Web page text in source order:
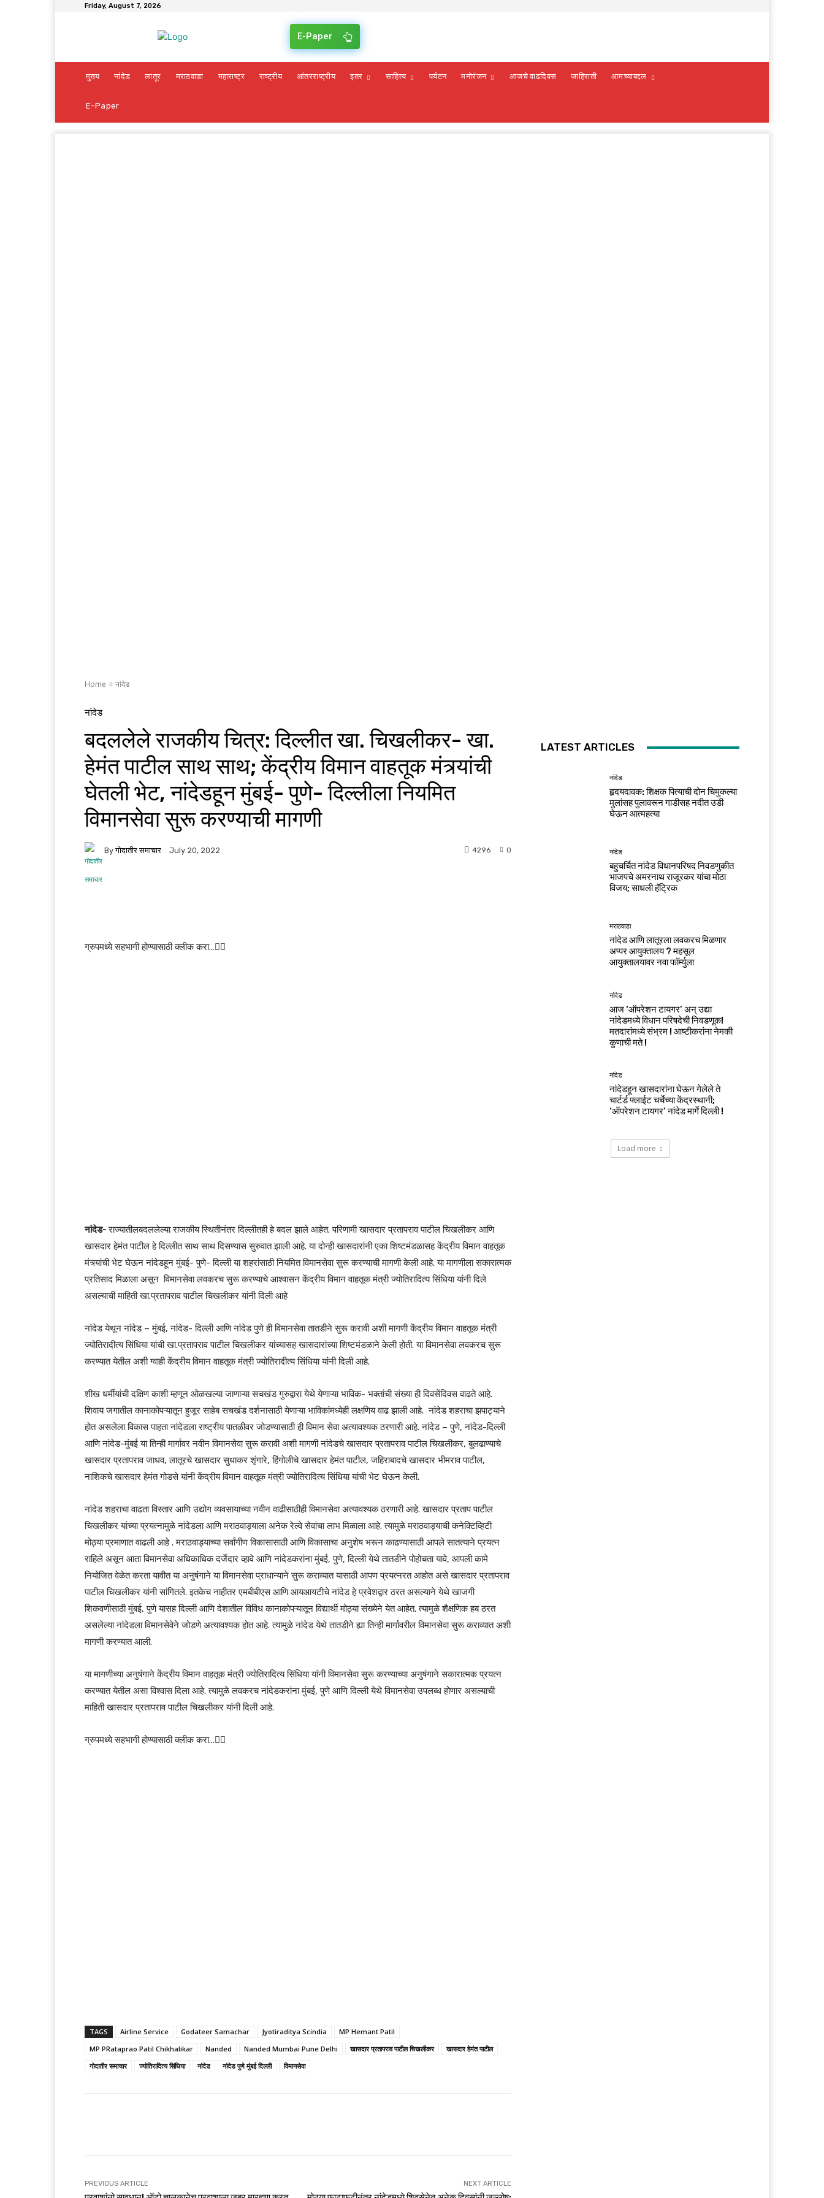
Friday, August 7, 2026
E-Paper
मुख्य नांदेड लातूर मराठवाडा महाराष्ट्र राष्ट्रीय आंतरराष्ट्रीय इतर साहित्य पर्यटन मनोरंजन आजचे वाढदिवस जाहिराती आमच्याबद्दल
E-Paper
Home नांदेड
नांदेड
बदललेले राजकीय चित्र: दिल्लीत खा. चिखलीकर- खा.
हेमंत पाटील साथ साथ; केंद्रीय विमान वाहतूक मंत्र्यांची
घेतली भेट, नांदेडहून मुंबई- पुणे- दिल्लीला नियमित
विमानसेवा सुरू करण्याची मागणी
By गोदातीर समाचार July 20, 2022 0
4296
ग्रुपमध्ये सहभागी होण्यासाठी क्लीक करा…👆🏻
नांदेड-राज्यातीलबदललेल्या राजकीय स्थितीनंतर दिल्लीतही हे बदल झाले आहेत. परिणामी खासदार प्रतापराव पाटील चिखलीकर आणि
खासदार हेमंत पाटील हे दिल्लीत साथ साथ दिसण्यास सुरुवात झाली आहे. या दोन्ही खासदारांनी एका शिष्टमंडळासह केंद्रीय विमान वाहतूक
मंत्र्यांची भेट घेऊन नांदेडहून मुंबई- पुणे- दिल्ली या शहरांसाठी नियमित विमानसेवा सुरू करण्याची मागणी केली आहे. या मागणीला सकारात्मक
प्रतिसाद मिळाला असून विमानसेवा लवकरच सुरू करण्याचे आश्वासन केंद्रीय विमान वाहतूक मंत्री ज्योतिरादित्य सिंधिया यांनी दिले
असल्याची माहिती खा.प्रतापराव पाटील चिखलीकर यांनी दिली आहे
नांदेड येथून नांदेड – मुंबई, नांदेड- दिल्ली आणि नांदेड पुणे ही विमानसेवा तातडीने सुरू करावी अशी मागणी केंद्रीय विमान वाहतूक मंत्री
ज्योतिरादीत्य सिंधिया यांची खा.प्रतापराव पाटील चिखलीकर यांच्यासह खासदारांच्या शिष्टमंडळाने केली होती. या विमानसेवा लवकरच सुरू
करण्यात येतील अशी ग्वाही केंद्रीय विमान वाहतूक मंत्री ज्योतिरादीत्य सिंधिया यांनी दिली आहे.
शीख धर्मीयांची दक्षिण काशी म्हणून ओळखल्या जाणाऱ्या सचखंड गुरुद्वारा येथे येणाऱ्या भाविक- भक्तांची संख्या ही दिवसेंदिवस वाढते आहे.
शिवाय जगातील कानाकोपऱ्यातून हुजूर साहेब सचखंड दर्शनासाठी येणाऱ्या भाविकांमध्येही लक्षणिय वाढ झाली आहे. नांदेड शहराचा झपाट्याने
होत असलेला विकास पाहता नांदेडला राष्ट्रीय पातळीवर जोडण्यासाठी ही विमान सेवा अत्यावश्यक ठरणारी आहे. नांदेड – पुणे, नांदेड-दिल्ली
आणि नांदेड-मुंबई या तिन्ही मार्गावर नवीन विमानसेवा सुरू करावी अशी मागणी नांदेडचे खासदार प्रतापराव पाटील चिखलीकर, बुलढाण्याचे
खासदार प्रतापराव जाधव, लातूरचे खासदार सुधाकर शृंगारे, हिंगोलीचे खासदार हेमंत पाटील, जहिराबादचे खासदार भीमराव पाटील,
नाशिकचे खासदार हेमंत गोडसे यांनी केंद्रीय विमान वाहतूक मंत्री ज्योतिरादित्य सिंधिया यांची भेट घेऊन केली.
नांदेड शहराचा वाढता विस्तार आणि उद्योग व्यवसायाच्या नवीन वाढीसाठीही विमानसेवा अत्यावश्यक ठरणारी आहे. खासदार प्रताप पाटील
चिखलीकर यांच्या प्रयत्नामुळे नांदेडला आणि मराठवाड्याला अनेक रेल्वे सेवांचा लाभ मिळाला आहे. त्यामुळे मराठवाड्याची कनेक्टिव्हिटी
मोठ्या प्रमाणात वाढली आहे . मराठवाड्याच्या सर्वांगीण विकासासाठी आणि विकासाचा अनुशेष भरून काढण्यासाठी आपले सातत्याने प्रयत्न
राहिले असून आता विमानसेवा अधिकाधिक दर्जेदार व्हावे आणि नांदेडकरांना मुंबई, पुणे, दिल्ली येथे तातडीने पोहोचता यावे, आपली कामे
नियोजित वेळेत करता यावीत या अनुषंगाने या विमानसेवा प्राधान्याने सुरू कराव्यात यासाठी आपण प्रयत्नरत आहोत असे खासदार प्रतापराव
पाटील चिखलीकर यांनी सांगितले. इतकेच नाहीतर एमबीबीएस आणि आयआयटीचे नांदेड हे प्रवेशद्वार ठरत असल्याने येथे खाजगी
शिकवणीसाठी मुंबई, पुणे यासह दिल्ली आणि देशातील विविध कानाकोपऱ्यातून विद्यार्थी मोठ्या संख्येने येत आहेत. त्यामुळे शैक्षणिक हब ठरत
असलेल्या नांदेडला विमानसेवेने जोडणे अत्यावश्यक होत आहे. त्यामुळे नांदेड येथे तातडीने ह्या तिन्ही मार्गावरील विमानसेवा सुरू कराव्यात अशी
मागणी करण्यात आली.
या मागणीच्या अनुषंगाने केंद्रीय विमान वाहतूक मंत्री ज्योतिरादित्य सिंधिया यांनी विमानसेवा सुरू करण्याच्या अनुषंगाने सकारात्मक प्रयत्न
करण्यात येतील असा विश्वास दिला आहे. त्यामुळे लवकरच नांदेडकरांना मुंबई, पुणे आणि दिल्ली येथे विमानसेवा उपलब्ध होणार असल्याची
माहिती खासदार प्रतापराव पाटील चिखलीकर यांनी दिली आहे.
ग्रुपमध्ये सहभागी होण्यासाठी क्लीक करा…👆🏻
TAGS Airline Service Godateer Samachar Jyotiraditya Scindia
MP Hemant Patil
MP PRataprao Patil Chikhalikar
Nanded Nanded Mumbai Pune Delhi खासदार प्रतापराव पाटील चिखलीकर
खासदार हेमंत पाटील
गोदातीर समाचार
ज्योतिरादित्य सिंधिया नांदेड नांदेड पुणे मुंबई दिल्ली विमानसेवा
PREVIOUS ARTICLE NEXT ARTICLE
LATEST ARTICLES
नांदेड
हृदयदावक: शिक्षक पित्याची दोन चिमुकल्या
मुलांसह पुलावरून गाडीसह नदीत उडी
घेऊन आत्महत्या
नांदेड
बहुचर्चित नांदेड विधानपरिषद निवडणुकीत
भाजपचे अमरनाथ राजूरकर यांचा मोठा
विजय; साधली हॅट्रिक
मराठवाडा
नांदेड आणि लातूरला लवकरच मिळणार
अप्पर आयुक्तालय ? महसूल
आयुक्तालयावर नवा फॉर्म्युला
नांदेड
आज ‘ऑपरेशन टायगर’ अन् उद्या
नांदेडमध्ये विधान परिषदेची निवडणूक!
मतदारांमध्ये संभ्रम ! आष्टीकरांना नेमकी
कुणाची मते !
नांदेड
नांदेडहून खासदारांना घेऊन गेलेले ते
चार्टर्ड फ्लाईट चर्चेच्या केंद्रस्थानी;
‘ऑपरेशन टायगर’ नांदेड मार्गे दिल्ली !
Load more